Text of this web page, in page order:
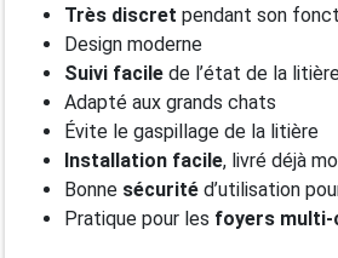
Très discret pendant son
Design moderne
Suivi facile de l’état de la
Adapté aux grands chats
Évite le gaspillage de la litière
Installation facile, livré déjà
Bonne sécurité d’utilisation
Pratique pour les foyers